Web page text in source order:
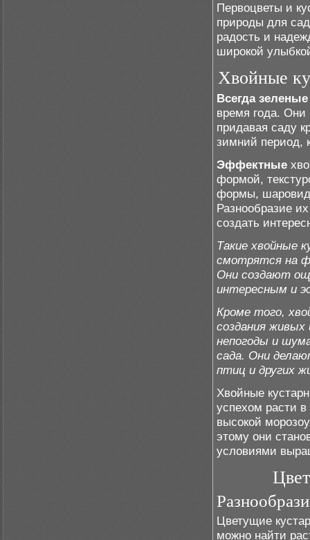
Первоцветы и
природы для
радость и
широкой
Хвойные
Всегда зеленые
время года.
придавая саду
зимний период,
Эффектные
формой,
формы,
Разнообразие
создать
Такие хвойные
смотрятся на
Они создают
интересным и
Кроме того,
создания
непогоды и
сада. Они
птиц и других
Хвойные
успехом расти
высокой
этому они
условиями
Цветущие
можно найти